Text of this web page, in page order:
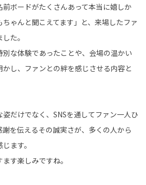
ボードがたくさんあって本当に嬉しか
ゃんと聞こえてます」と、来場したファ
た。
別な体験であったことや、会場の温かい
し、ファンとの絆を感じさせる内容と
だけでなく、SNSを通してファン一人ひ
を伝えるその誠実さが、多くの人から
ます。
す楽しみですね。